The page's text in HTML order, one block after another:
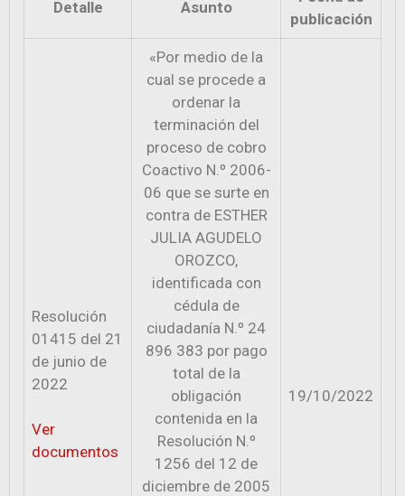
Detalle Asunto
publicación
Resolución
01415 del 21
de junio de
2022
Ver
documentos
«Por medio de la
cual se procede a
ordenar la
terminación del
proceso de cobro
Coactivo N.º 2006-
06 que se surte en
contra de ESTHER
JULIA AGUDELO
OROZCO,
identificada con
cédula de
ciudadanía N.º 24
896 383 por pago
total de la
obligación
contenida en la
Resolución N.º
1256 del 12 de
diciembre de 2005
19/10/2022